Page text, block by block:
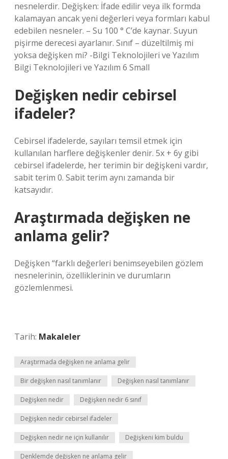
nesnelerdir. Değişken: İfade edilir veya ilk formda
kalamayan ancak yeni değerleri veya formları kabul
edebilen nesneler. – Su 100 ° C’de kaynar. Suyun
pişirme derecesi ayarlanır. Sınıf – düzeltilmiş mi
yoksa değişken mi? -Bilgi Teknolojileri ve Yazılım
Bilgi Teknolojileri ve Yazılım 6 Small
Değişken nedir cebirsel
ifadeler?
Cebirsel ifadelerde, sayıları temsil etmek için
kullanılan harflere değişkenler denir. 5x + 6y gibi
cebirsel ifadelerde, her terimin bir değişkeni vardır,
sabit terim 0. Sabit terim aynı zamanda bir
katsayıdır.
Araştırmada değişken ne
anlama gelir?
Değişken “farklı değerleri benimseyebilen gözlem
nesnelerinin, özelliklerinin ve durumların
gözlemlenmesi.
Tarih: Makaleler
Araştırmada değişken ne anlama gelir
Bir değişken nasıl tanımlanır Değişken nasıl tanımlanır
Değişken nedir Değişken nedir 6 sınıf
Değişken nedir cebirsel ifadeler
Değişken nedir ne için kullanılır Değişkeni kim buldu
Denklemde değişken ne anlama gelir